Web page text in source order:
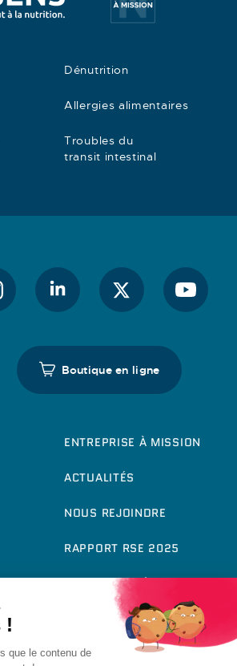
Dénutrition
Allergies alimentaires
Troubles du
transit intestinal
Boutique en ligne
ENTREPRISE À MISSION
ACTUALITÉS
NOUS REJOINDRE
RAPPORT RSE 2025
ACCESSIBILITÉ :
PARTIELLEMENT
CONFORME